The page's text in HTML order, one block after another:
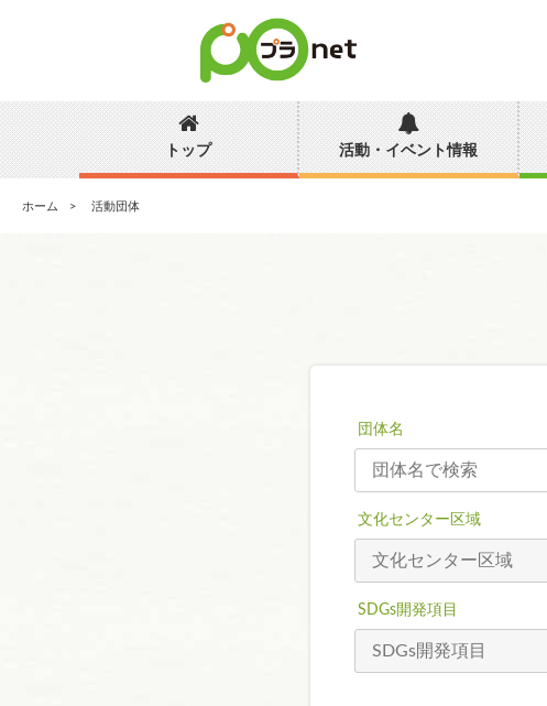
トップ 活動・イベント情報
ホーム 活動団体
団体名
文化センター区域
SDGs開発項目